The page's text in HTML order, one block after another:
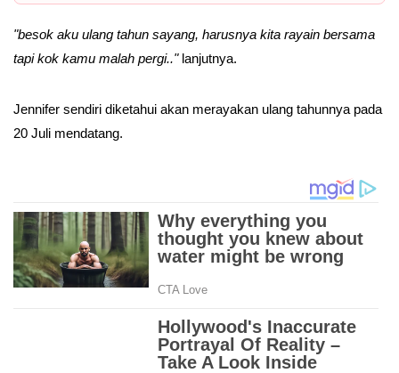
"besok aku ulang tahun sayang, harusnya kita rayain bersama
tapi kok kamu malah pergi.."lanjutnya.
Jennifer sendiri diketahui akan merayakan ulang tahunnya pada
20 Juli mendatang.